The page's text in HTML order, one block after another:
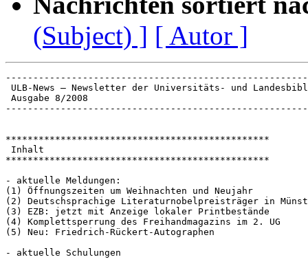
(Subject) ] [ Autor ]
ULB-News – Newsletter der Universitäts- und
Ausgabe 8/2008
************************************************
Inhalt
************************************************
- aktuelle Meldungen:
(1) Öffnungszeiten um Weihnachten und Neujahr
(2) Deutschsprachige Literaturnobelpreisträger in
(3) EZB: jetzt mit Anzeige lokaler Printbestände
(4) Komplettsperrung des Freihandmagazins im 2. UG
(5) Neu: Friedrich-Rückert-Autographen
- aktuelle Schulungen